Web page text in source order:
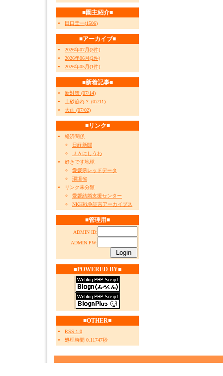
■園主紹介■
田口圭一(1506)
■アーカイブ■
2026年07月(3件)
2026年06月(2件)
2026年05月(1件)
■新着記事■
新対策 (07/14)
土砂崩れ？ (07/11)
大雨 (07/02)
■リンク■
経済関係
日経新聞
ＪＡにしうわ
好きです地球
愛媛県レッドデータ
環境省
リンク未分類
愛媛結婚支援センター
NKH戦争証言アーカイブス
■管理用■
ADMIN ID:
ADMIN PW:
■POWERED BY■
■OTHER■
RSS 1.0
処理時間 0.11747秒